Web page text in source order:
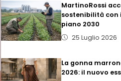
MartinoRossi
sostenibilità con
piano 2030
25 Luglio 2026
La gonna
2026: il nuovo